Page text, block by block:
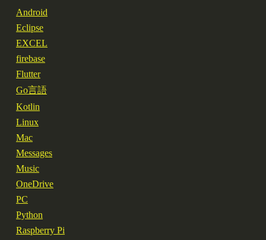
Android
Eclipse
EXCEL
firebase
Flutter
Go言語
Kotlin
Linux
Mac
Messages
Music
OneDrive
PC
Python
Raspberry Pi